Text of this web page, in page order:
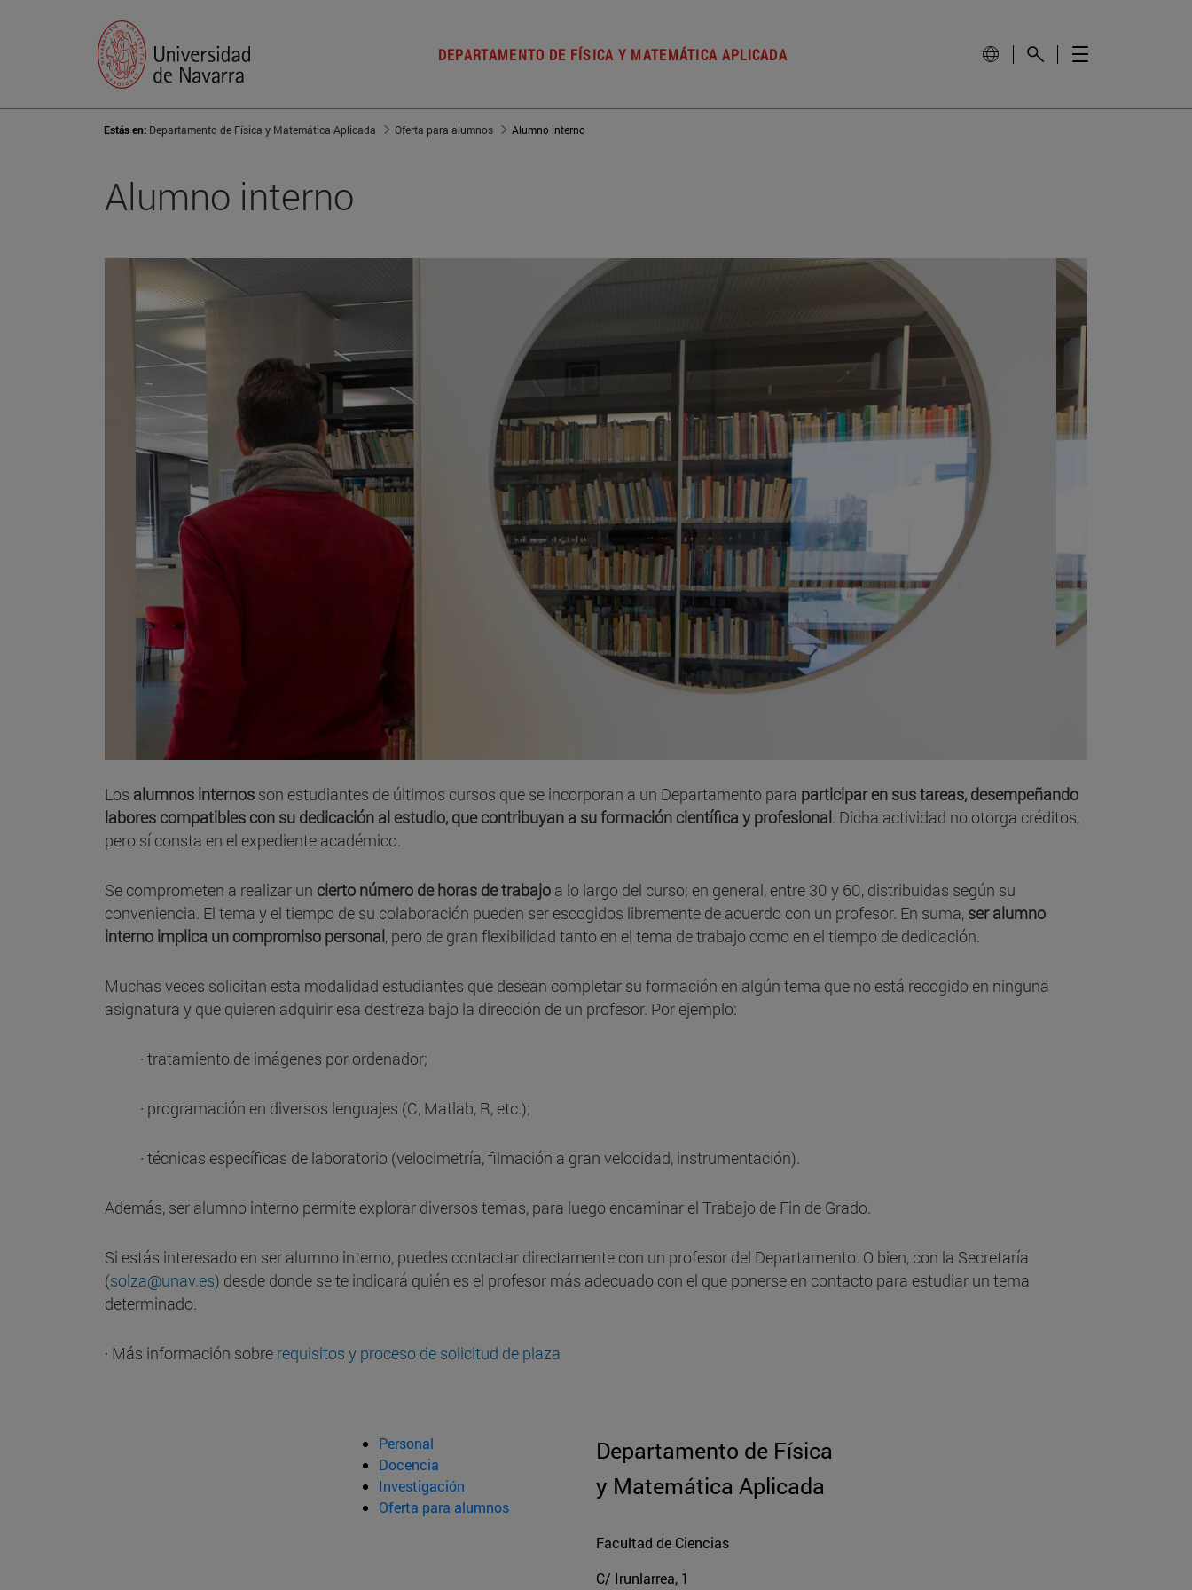
DEPARTAMENTO DE FÍSICA Y MATEMÁTICA APLICADA
Estás en: Departamento de Física y Matemática Aplicada Oferta para alumnos Alumno interno
Alumno interno
Los alumnos internos son estudiantes de últimos cursos que se incorporan a un Departamento para participar en sus tareas, desempeñando
labores compatibles con su dedicación al estudio, que contribuyan a su formación científica y profesional. Dicha actividad no otorga créditos,
pero sí consta en el expediente académico.
Se comprometen a realizar un cierto número de horas de trabajo a lo largo del curso; en general, entre 30 y 60, distribuidas según su
conveniencia. El tema y el tiempo de su colaboración pueden ser escogidos libremente de acuerdo con un profesor. En suma, ser alumno
interno implica un compromiso personal, pero de gran flexibilidad tanto en el tema de trabajo como en el tiempo de dedicación.
Muchas veces solicitan esta modalidad estudiantes que desean completar su formación en algún tema que no está recogido en ninguna
asignatura y que quieren adquirir esa destreza bajo la dirección de un profesor. Por ejemplo:
· tratamiento de imágenes por ordenador;
· programación en diversos lenguajes (C, Matlab, R, etc.);
· técnicas específicas de laboratorio (velocimetría, filmación a gran velocidad, instrumentación).
Además, ser alumno interno permite explorar diversos temas, para luego encaminar el Trabajo de Fin de Grado.
Si estás interesado en ser alumno interno, puedes contactar directamente con un profesor del Departamento. O bien, con la Secretaría
(solza@unav.es) desde donde se te indicará quién es el profesor más adecuado con el que ponerse en contacto para estudiar un tema
determinado.
· Más información sobre requisitos y proceso de solicitud de plaza
Personal
Docencia
Investigación
Oferta para alumnos
Departamento de Física
y Matemática Aplicada
Facultad de Ciencias
C/ Irunlarrea, 1